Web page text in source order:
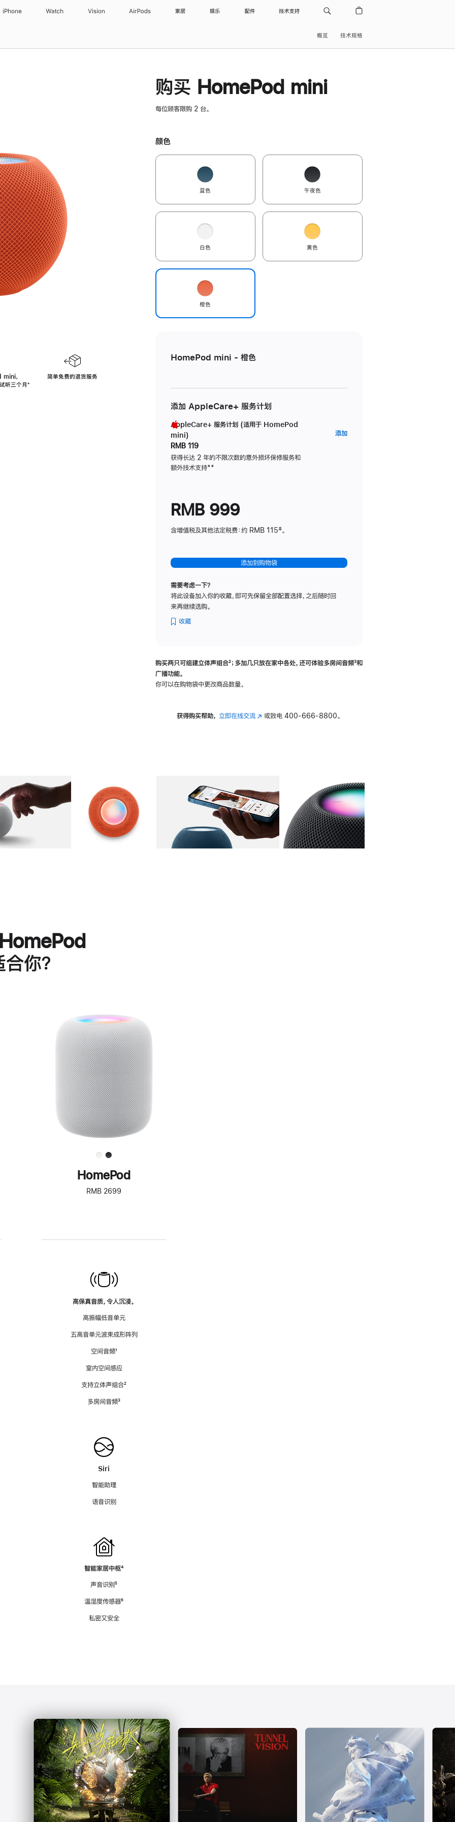
iPhone Watch Vision AirPods 家居 娱乐 配件 技术支持
概览 技术规格
，
听三个月脚
⁺
简单免费的退货服务
购买 HomePod mini
每位顾客限购 2 台。
颜色
蓝色 午夜色
白色 黄色
橙色
HomePod mini - 橙色
添加 AppleCare+ 服务计划
AppleCare+ 服务计划 (适用于 HomePod
mini)
RMB 119
获得长达 2 年的不限次数的意外损坏保修服务和
额外技术支持脚
**
添加AppleCare+
RMB 999
含增值税及其他法定税费：约 RMB 115‡。
添加到购物袋
需要考虑一下？
将此设备加入你的收藏，即可先保留全部配置选择，之后随时回
来再继续选购。
收藏
购买两只可组建立体声组合脚
²；多加几只放在家中各处，还可体验多‍房‍间音频脚
³和
广播功能。
你可以在购物袋中更改商品数量。
获得购买帮助， 立即在线交流(在 或致电 400-666-8800。
图库 图像 图库 图像 图库 图像 4 图库 图像 5
你？
进
一
步
了
解
HomePod<
HomePod
RMB 2699
高保真音质，令人沉浸。
高振幅低音单元
五高音单元波束成形阵列
空间音频脚
¹
室内空间感应
支持立体声组合脚
²
多房间音频脚
³
Siri
智能助理
语音识别
智能家居中枢脚
⁴
声音识别脚
⁵
温湿度传感器脚
⁶
私密又安全